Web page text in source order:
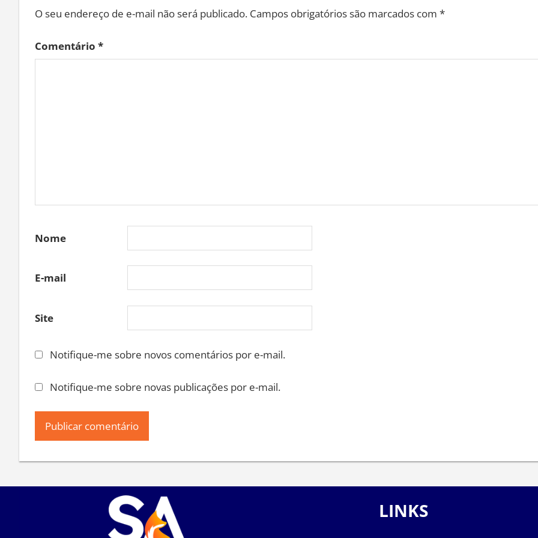
O seu endereço de e-mail não será publicado. Campos obrigatórios são marcados com
Comentário
Nome
E-mail
Site
Notifique-me sobre novos comentários por e-mail.
Notifique-me sobre novas publicações por e-mail.
LINKS